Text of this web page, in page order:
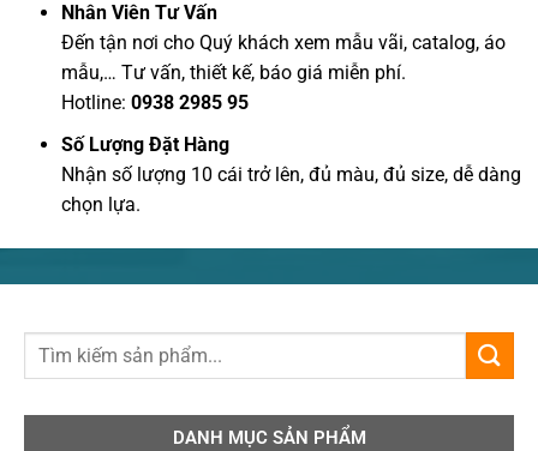
Nhân Viên Tư Vấn
Đến tận nơi cho Quý khách xem mẫu vãi, catalog, áo
mẫu,… Tư vấn, thiết kế, báo giá miễn phí.
Hotline: 0938 2985 95
Số Lượng Đặt Hàng
Nhận số lượng 10 cái trở lên, đủ màu, đủ size, dễ dàng
chọn lựa.
DANH MỤC SẢN PHẨM